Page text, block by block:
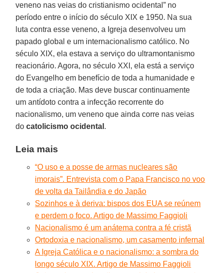
veneno nas veias do cristianismo ocidental” no
período entre o início do século XIX e 1950. Na sua
luta contra esse veneno, a Igreja desenvolveu um
papado global e um internacionalismo católico. No
século XIX, ela estava a serviço do ultramontanismo
reacionário. Agora, no século XXI, ela está a serviço
do Evangelho em benefício de toda a humanidade e
de toda a criação. Mas deve buscar continuamente
um antídoto contra a infecção recorrente do
nacionalismo, um veneno que ainda corre nas veias
docatolicismo ocidental .
Leia mais
“O uso e a posse de armas nucleares são
imorais”. Entrevista com o Papa Francisco no voo
de volta da Tailândia e do Japão
Sozinhos e à deriva: bispos dos EUA se reúnem
e perdem o foco. Artigo de Massimo Faggioli
Nacionalismo é um anátema contra a fé cristã
Ortodoxia e nacionalismo, um casamento infernal
A Igreja Católica e o nacionalismo: a sombra do
longo século XIX. Artigo de Massimo Faggioli